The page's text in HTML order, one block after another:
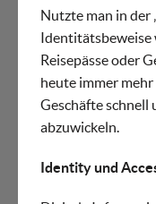
Nutzte man in der
Identitätsbeweise
Reisepässe oder
heute immer
Geschäfte schnell
abzuwickeln.
Identity und